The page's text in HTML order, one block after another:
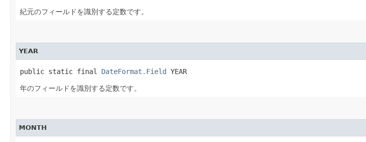
紀元のフィールドを識別する定数です。
YEAR
public static final DateFormat.Field YEAR
年のフィールドを識別する定数です。
MONTH